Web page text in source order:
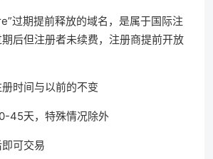
过期提前释放的域名，是属于国际注
后但注册者未续费，注册商提前开放
时间与以前的不变
45天，特殊情况除外
可交易